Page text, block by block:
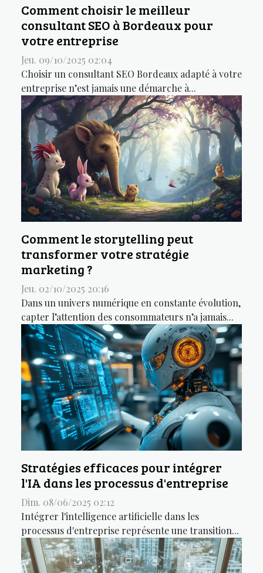
Comment choisir le meilleur
consultant SEO à Bordeaux pour
votre entreprise
Jeu. 09/10/2025 02:04
Choisir un consultant SEO Bordeaux adapté à votre
entreprise n’est jamais une démarche à...
Comment le storytelling peut
transformer votre stratégie
marketing ?
Jeu. 02/10/2025 20:16
Dans un univers numérique en constante évolution,
capter l’attention des consommateurs n’a jamais...
Stratégies efficaces pour intégrer
l'IA dans les processus d'entreprise
Dim. 08/06/2025 02:12
Intégrer l'intelligence artificielle dans les
processus d'entreprise représente une transition...